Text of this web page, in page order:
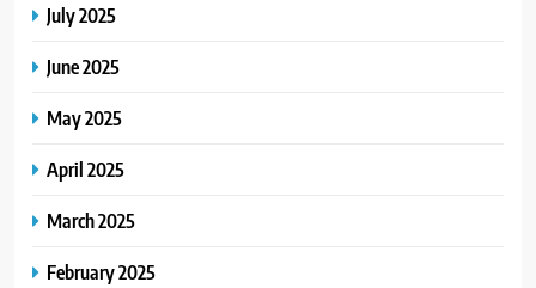
July 2025
June 2025
May 2025
April 2025
March 2025
February 2025